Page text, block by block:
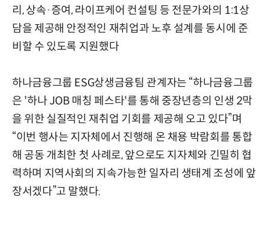
리, 상속·증여, 라이프케어 컨설팅 등 전문가와의 1:1상
담을 제공해 안정적인 재취업과 노후 설계를 동시에 준
비할 수 있도록 지원했다
하나금융그룹 ESG상생금융팀 관계자는 “하나금융그룹
은 '하나 JOB 매칭 페스타'를 통해 중장년층의 인생 2막
을 위한 실질적인 재취업 기회를 제공해 오고 있다”며
“이번 행사는 지자체에서 진행해 온 채용 박람회를 통합
해 공동 개최한 첫 사례로, 앞으로도 지자체와 긴밀히 협
력하며 지역사회의 지속가능한 일자리 생태계 조성에 앞
장서겠다”고 말했다.